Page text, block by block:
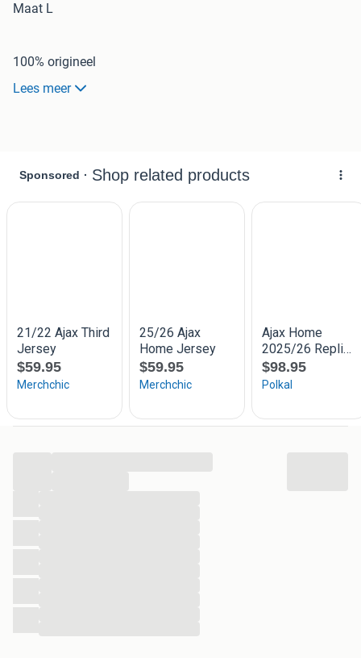
Maat L
100% origineel
( de meeste shirts hebben een vaste prijs( je mag altijd een
bod doen ) en zijn ook in onze webshop te koop )
#puma #ajax #psv #fctwente #utrecht #groningen
#feyenoord #az #heerenveen #collectie #barcelona
#realmadrid #atleticomadrid #manchestercity
Lees meer